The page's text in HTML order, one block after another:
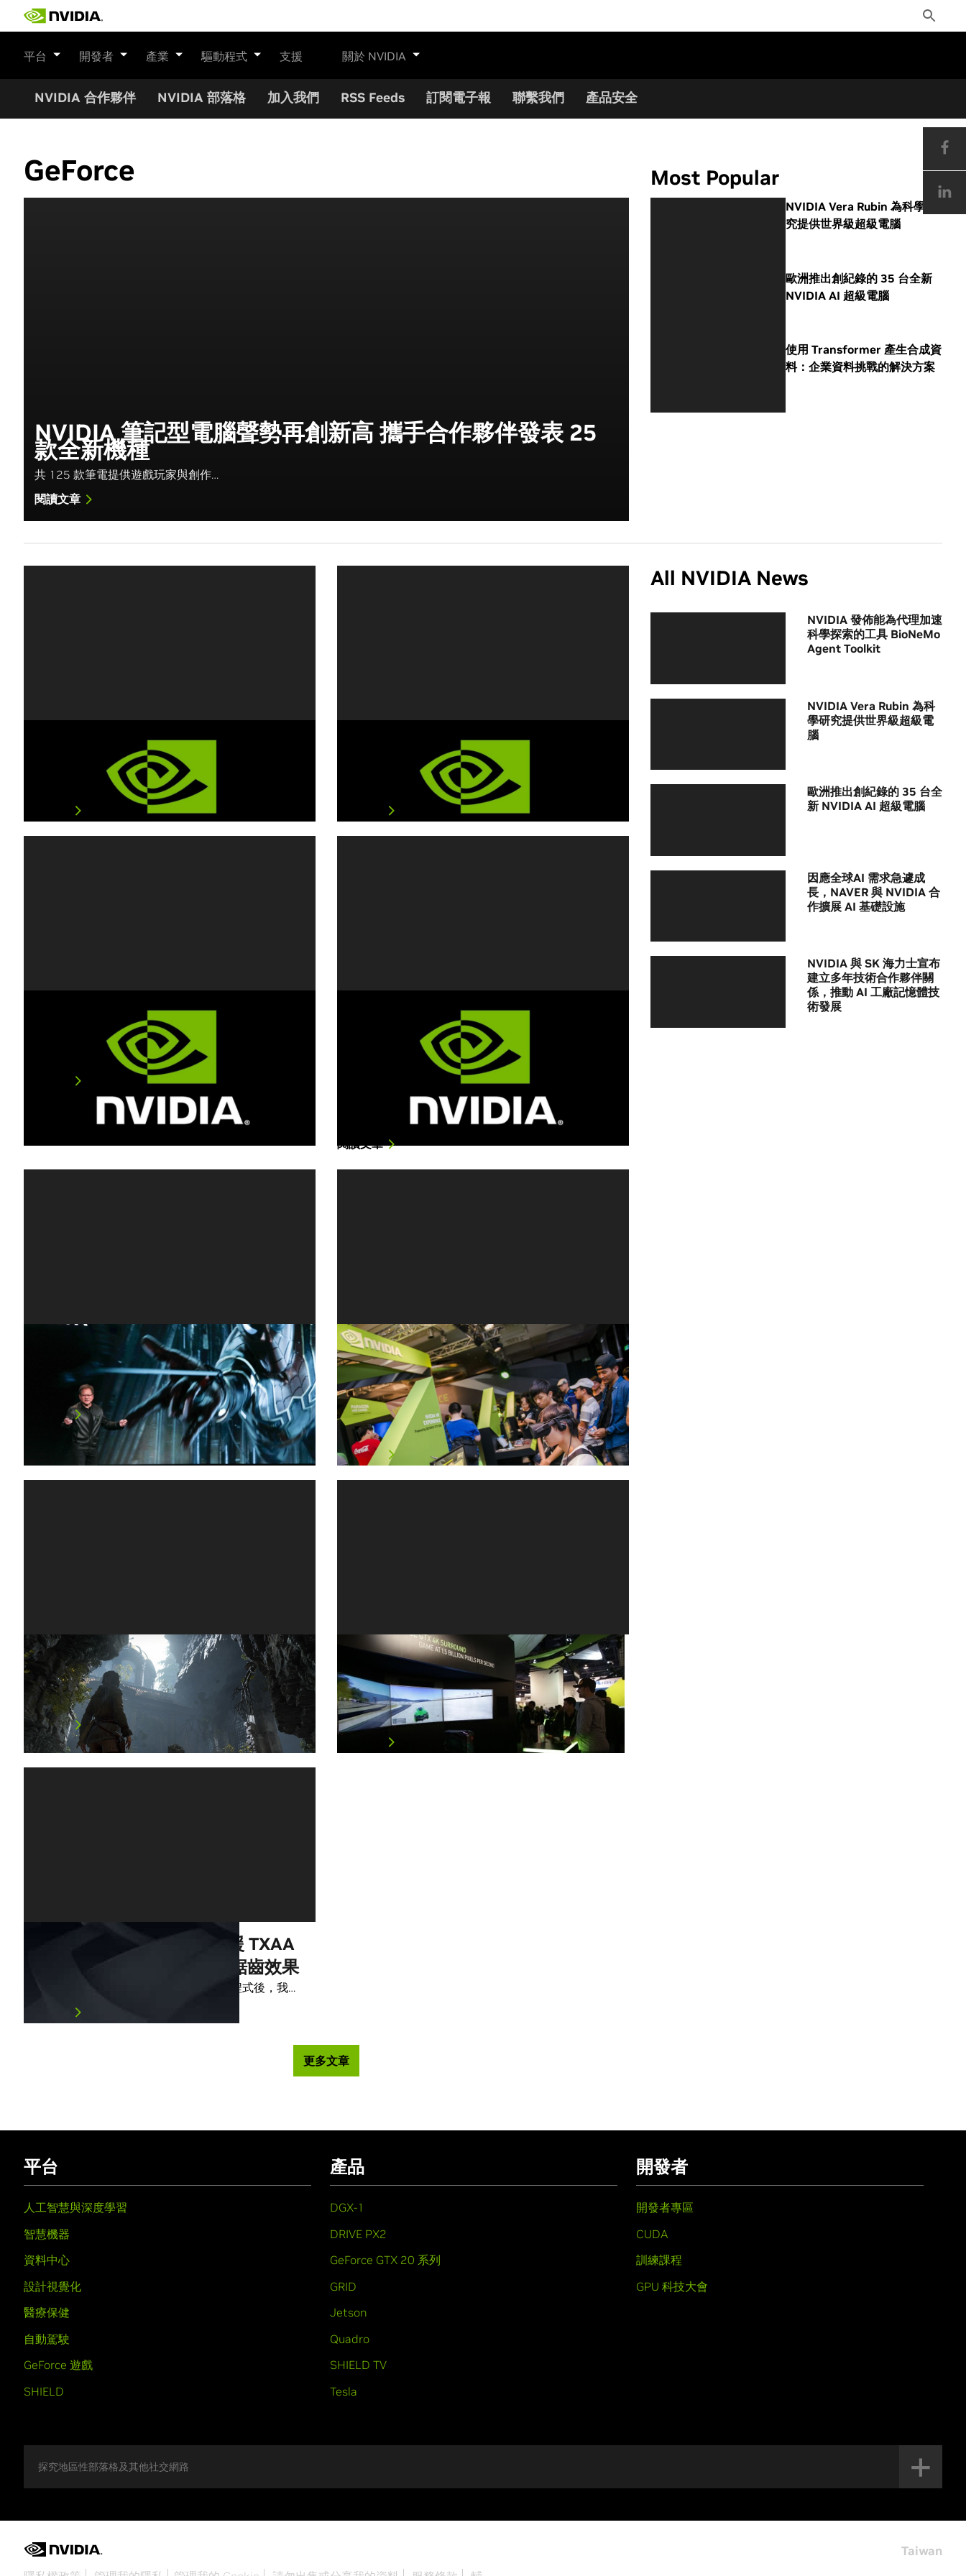
Toggle
Search
平台 開發者 產業 驅動程式 支援 關於 NVIDIA
NVIDIA 合作夥伴 NVIDIA 部落格 加入我們 RSS Feeds 訂閱電子報 聯繫我們 產品安全
GeForce Most Popular
NVIDIA 筆記型電腦聲勢再創新高 攜手合作夥伴發表 25
款全新機種
共 125 款筆電提供遊戲玩家與創作…
閱讀文章
NVIDIA Vera Rubin 為科學研
究提供世界級超級電腦
歐洲推出創紀錄的 35 台全新
NVIDIA AI 超級電腦
使用 Transformer 產生合成資
料：企業資料挑戰的解決方案
NVIDIA RTX On 新一波熱門暢銷遊戲
於 Gamescom 展現光線追蹤技術
多款採用光線追蹤技術的遊戲席捲 Gamescom 2019 …
《Minecraft》開啟RTX加持！全球最
暢銷遊戲加入即時光線追蹤
NVIDIA 攜手微軟為上千萬的《Minecraft》玩家帶…
經典重現！NVIDIA 以光線追蹤重新打
造《雷神之鎚II》 為 PC 玩家獻上大禮
6 月 6 日起免費開放全球玩家下載 NVIDIA (輝達)…
NVIDIA 攜手 Bethesda 將賣座遊戲
《德軍總部》系列最新力作
《Wolfenstein: Youngblood》加入支
採用光線追蹤技術並帶來驚人視覺效果的最新遊戲將與
閱讀文章
Turing 架構的無窮魅力：深入瞭解主
題演講裡 Turing 演示內容的七大看點
RT Cores、Tensor Cores，還有先進的光影技…
閱讀文章
數千位 Computex 遊戲玩家們搶先體
驗 NVIDIA GeForce GTX 1080 的無比
實力
本週有超過五千位遊戲玩家逃離台灣夏季熱氣騰騰的街
道，來到台北…
閱讀文章
NVIDIA HBAO+ 光影渲染技術與遊戲
大作一起帶來精彩週末
PC 版本的《古墓奇兵：崛起》(Rise of the To…
閱讀文章
4K 遊戲體驗：你能飆得多快？感受一
秒 15 億畫素的暢快？
逼真的沙灘、美味的食物、美麗的城市景觀似乎在許多攤
位上綿延不…
GeForce R304 驅動程式支援 TXAA
技術 – 媲美好萊塢電影的反鋸齒效果
本公司發佈 Windows 8 WHQL 認證驅動程式後，我…
更多文章
All NVIDIA News
NVIDIA 發佈能為代理加速
科學探索的工具 BioNeMo
Agent Toolkit
NVIDIA Vera Rubin 為科
學研究提供世界級超級電
腦
歐洲推出創紀錄的 35 台全
新 NVIDIA AI 超級電腦
因應全球AI 需求急遽成
長，NAVER 與 NVIDIA 合
作擴展 AI 基礎設施
NVIDIA 與 SK 海力士宣布
建立多年技術合作夥伴關
係，推動 AI 工廠記憶體技
術發展
平台
人工智慧與深度學習
智慧機器
資料中心
設計視覺化
醫療保健
自動駕駛
GeForce 遊戲
SHIELD
產品
DGX-1
DRIVE PX2
GeForce GTX 20 系列
GRID
Jetson
Quadro
SHIELD TV
Tesla
開發者
開發者專區
CUDA
訓練課程
GPU 科技大會
探究地區性部落格及其他社交網路
Taiwan